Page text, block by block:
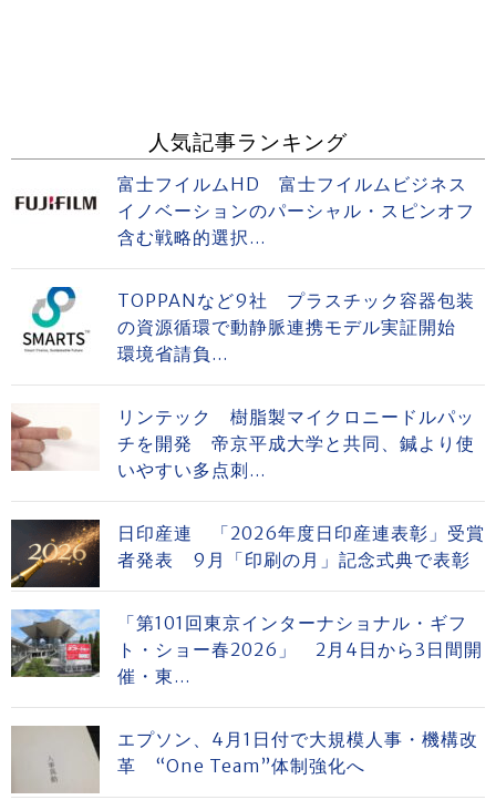
人気記事ランキング
富士フイルムHD 富士フイルムビジネス
イノベーションのパーシャル・スピンオフ
含む戦略的選択...
TOPPANなど9社 プラスチック容器包装
の資源循環で動静脈連携モデル実証開始
環境省請負...
リンテック 樹脂製マイクロニードルパッ
チを開発 帝京平成大学と共同、鍼より使
いやすい多点刺...
日印産連 「2026年度日印産連表彰」受賞
者発表 9月「印刷の月」記念式典で表彰
「第101回東京インターナショナル・ギフ
ト・ショー春2026」 2月4日から3日間開
催・東...
エプソン、4月1日付で大規模人事・機構改
革 “One Team”体制強化へ